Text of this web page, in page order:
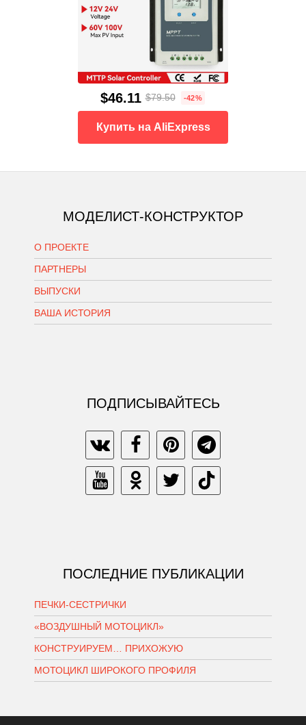
$46.11 $79.50 -42%
Купить на AliExpress
МОДЕЛИСТ-КОНСТРУКТОР
О ПРОЕКТЕ
ПАРТНЕРЫ
ВЫПУСКИ
ВАША ИСТОРИЯ
ПОДПИСЫВАЙТЕСЬ
ПОСЛЕДНИЕ ПУБЛИКАЦИИ
ПЕЧКИ-СЕСТРИЧКИ
«ВОЗДУШНЫЙ МОТОЦИКЛ»
КОНСТРУИРУЕМ… ПРИХОЖУЮ
МОТОЦИКЛ ШИРОКОГО ПРОФИЛЯ